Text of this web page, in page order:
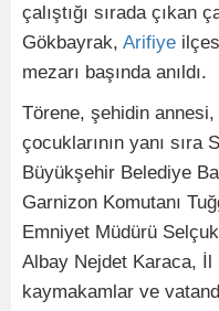
çalıştığı sırada çıkan
Gökbayrak, Arifiye
mezarı başında anıldı.
Törene, şehidin
çocuklarının yanı
Büyükşehir Belediye
Garnizon Komutanı
Emniyet Müdürü
Albay Nejdet Karaca, İl
kaymakamlar ve